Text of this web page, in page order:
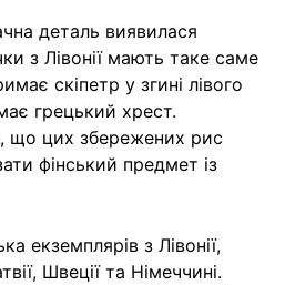
деталь виявилася
з Лівонії мають таке саме
скіпетр у згині лівого
грецький хрест.
що цих збережених рис
фінський предмет із
екземплярів з Лівонії,
Швеції та Німеччині.